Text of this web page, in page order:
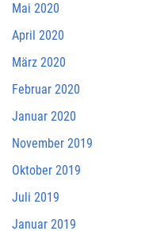
Mai 2020
April 2020
März 2020
Februar 2020
Januar 2020
November 2019
Oktober 2019
Juli 2019
Januar 2019